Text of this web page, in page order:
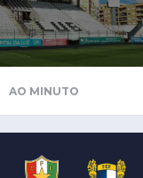
AO MINUTO